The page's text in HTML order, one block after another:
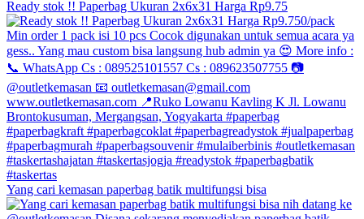
Ready stok !! Paperbag Ukuran 2x6x31 Harga Rp9.75
Yang cari kemasan paperbag batik multifungsi bisa